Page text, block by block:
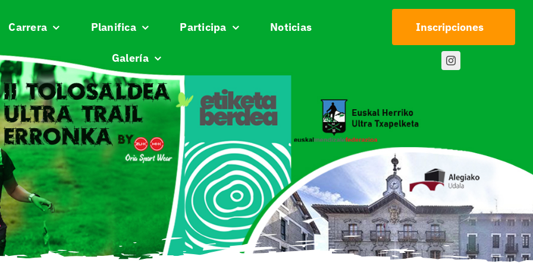
Carrera Planifica Participa Noticias
Galería
Inscripciones